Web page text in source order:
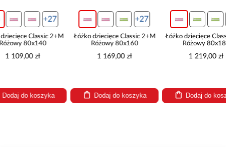
+27
Classic 2+M
zł
koszyka
+27
Łóżko dziecięce Classic 2+M
Różowy 80x160
1 169,00 zł
Dodaj do koszyka
+27
Łóżko dziecięce Classic 2+M
Różowy 80x180
1 219,00 zł
Dodaj do koszyka